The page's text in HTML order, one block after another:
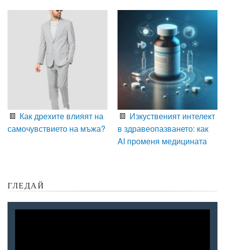
Как дрехите влияят на
самочувствието на мъжа?
Изкуственият интелект
в здравеопазването: как
AI променя медицината
ГЛЕДАЙ